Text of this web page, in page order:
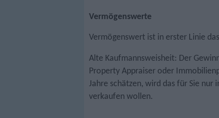
Vermögenswerte
Vermögenswert ist in erster Linie
Alte Kaufmannsweisheit: Der
Property Appraiser oder
Jahre schätzen, wird das für Sie nur
verkaufen wollen.